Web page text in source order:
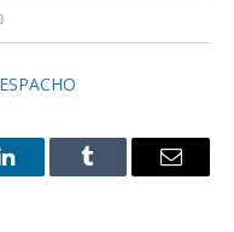
LinkedInTumblr Email